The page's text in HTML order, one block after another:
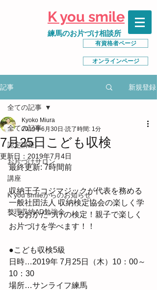
K you smile
練馬のお片づけ相談所
有資格者ページ
オンラインページ
記事 新規登録
全ての記事
認定講座
お片づけサロン
講座
K you smileからのお知らせ
整理収納AD勉強会
全ての記事
7月25日こども収検
Kyoko Miura
2019年6月30日 読了時間: 1分
更新日： 2019年7月4日
最終更新: 7時間前
収納王子コジマジックが代表を務める
一般社団法人 収納検定協会の楽しく学
べるおかたづけの検定！親子で楽しく
お片づけを学べます！！
●こども収検5級
日時…2019年 7月25日（木）10：00～
10：30
場所…サンライフ練馬